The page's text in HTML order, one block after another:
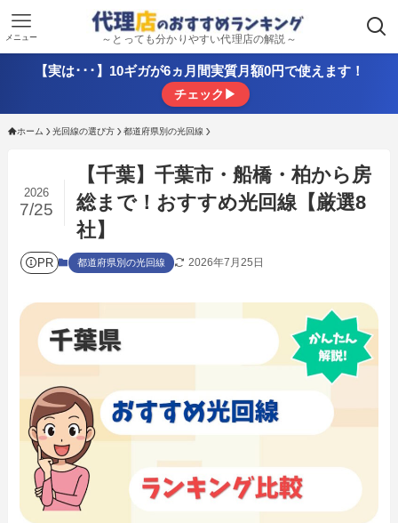
～とっても分かりやすい代理店の解説～
メニュー
【実は･･･】10ギガが6ヵ月間実質月額0円で使えます！
チェック▶
ホーム 光回線の選び方 都道府県別の光回線
【千葉】千葉市・船橋・柏から房
総まで！おすすめ光回線【厳選8
社】
2026
7/25
PR 都道府県別の光回線 2026年7月25日